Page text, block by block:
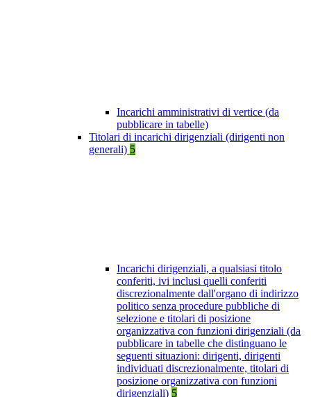
Incarichi amministrativi di vertice (da
pubblicare in tabelle)
Titolari di incarichi dirigenziali (dirigenti non
generali) 5
Incarichi dirigenziali, a qualsiasi titolo
conferiti, ivi inclusi quelli conferiti
discrezionalmente dall'organo di indirizzo
politico senza procedure pubbliche di
selezione e titolari di posizione
organizzativa con funzioni dirigenziali (da
pubblicare in tabelle che distinguano le
seguenti situazioni: dirigenti, dirigenti
individuati discrezionalmente, titolari di
posizione organizzativa con funzioni
dirigenziali) 5